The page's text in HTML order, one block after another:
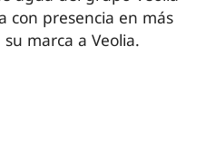
con presencia en más
marca a Veolia.